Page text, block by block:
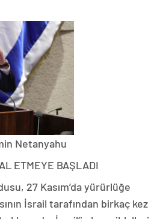
Netanyahu
ETMEYE BAŞLADI
27 Kasım’da yürürlüğe
İsrail tarafından birkaç kez